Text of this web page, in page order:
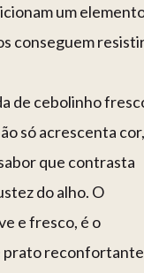
um
conseguem
de cebolinho
só acrescenta cor,
que contrasta
do alho. O
e fresco, é o
prato